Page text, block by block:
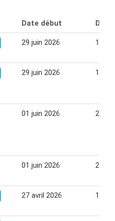
Date début Date
29 juin 2026 19
29 juin 2026 19
01 juin 2026 21
01 juin 2026 21
27 avril 2026 17